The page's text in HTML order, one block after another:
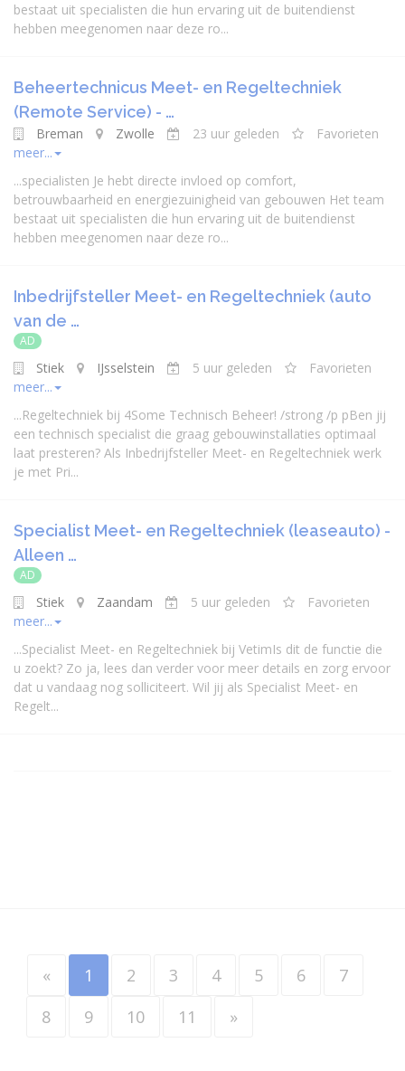
bestaat uit specialisten die hun ervaring uit de buitendienst
hebben meegenomen naar deze ro...
Beheertechnicus Meet- en Regeltechniek
(Remote Service) - …
Breman Zwolle 23 uur geleden
Favorieten
meer...
...specialisten Je hebt directe invloed op comfort,
betrouwbaarheid en energiezuinigheid van gebouwen Het team
bestaat uit specialisten die hun ervaring uit de buitendienst
hebben meegenomen naar deze ro...
Inbedrijfsteller Meet- en Regeltechniek (auto
van de …
AD
Stiek IJsselstein 5 uur geleden
Favorieten
meer...
...Regeltechniek bij 4Some Technisch Beheer! /strong /p pBen jij
een technisch specialist die graag gebouwinstallaties optimaal
laat presteren? Als Inbedrijfsteller Meet- en Regeltechniek werk
je met Pri...
Specialist Meet- en Regeltechniek (leaseauto) -
Alleen …
AD
Stiek Zaandam 5 uur geleden
Favorieten
meer...
...Specialist Meet- en Regeltechniek bij VetimIs dit de functie die
u zoekt? Zo ja, lees dan verder voor meer details en zorg ervoor
dat u vandaag nog solliciteert. Wil jij als Specialist Meet- en
Regelt...
« 1 2 3 4 5 6
7
8
9 10 11 »